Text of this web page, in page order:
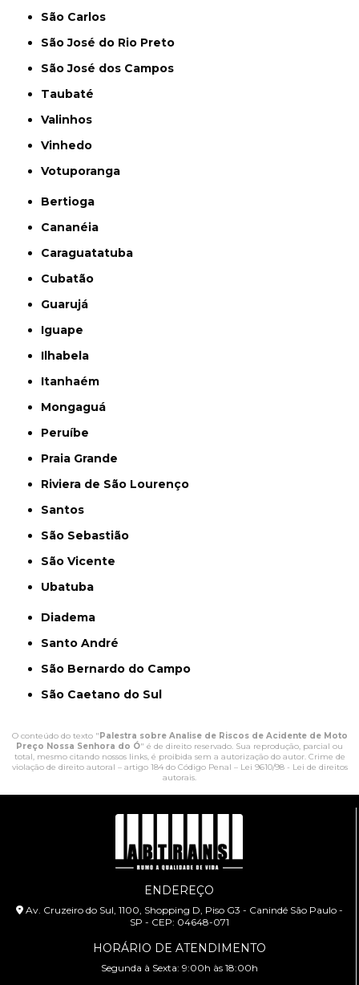
São Carlos
São José do Rio Preto
São José dos Campos
Taubaté
Valinhos
Vinhedo
Votuporanga
Bertioga
Cananéia
Caraguatatuba
Cubatão
Guarujá
Iguape
Ilhabela
Itanhaém
Mongaguá
Peruíbe
Praia Grande
Riviera de São Lourenço
Santos
São Sebastião
São Vicente
Ubatuba
Diadema
Santo André
São Bernardo do Campo
São Caetano do Sul
O conteúdo do texto " Palestra sobre Analise de Riscos de Acidente de Moto
Preço Nossa Senhora do Ó" é de direito reservado. Sua reprodução, parcial ou
total, mesmo citando nossos links, é proibida sem a autorização do autor. Crime de
violação de direito autoral – artigo 184 do Código Penal – Lei 9610/98 - Lei de direitos
autorais.
ENDEREÇO
Av. Cruzeiro do Sul, 1100, Shopping D, Piso G3 - Canindé São Paulo -
SP - CEP: 04648-071
HORÁRIO DE ATENDIMENTO
Segunda à Sexta: 9:00h às 18:00h